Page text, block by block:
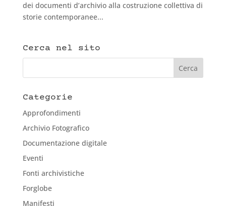
dei documenti d’archivio alla costruzione collettiva di
storie contemporanee...
Cerca nel sito
Categorie
Approfondimenti
Archivio Fotografico
Documentazione digitale
Eventi
Fonti archivistiche
Forglobe
Manifesti